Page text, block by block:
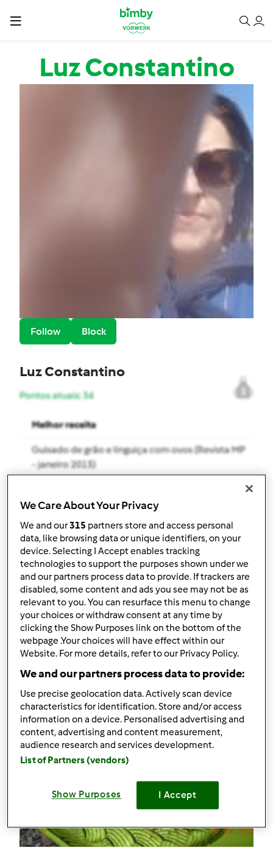
Passar para o conteúdo principal
Luz Constantino
Follow Block
Luz Constantino
2
Pontos atuais: 34
Melhor receita
Guisado de grão e linguiça com ovos (Revista MP
- janeiro 2013)
Comentários
7
Receitas(5)
Mostrar tudo
Criar receita
We Care About Your Privacy
We and our315 partners store and access personal
data, like browsing data or unique identifiers, on your
device. Selecting I Accept enables tracking
technologies to support the purposes shown under we
and our partners process data to provide. If trackers are
disabled, some content and ads you see may not be as
relevant to you. You can resurface this menu to change
your choices or withdraw consent at any time by
clicking the Show Purposes link on the bottom of the
webpage .Your choices will have effect within our
Website. For more details, refer to our Privacy Policy.
We and our partners process data to provide:
Use precise geolocation data. Actively scan device
characteristics for identification. Store and/or access
information on a device. Personalised advertising and
content, advertising and content measurement,
audience research and services development.
List of Partners (vendors)
Show Purposes I Accept